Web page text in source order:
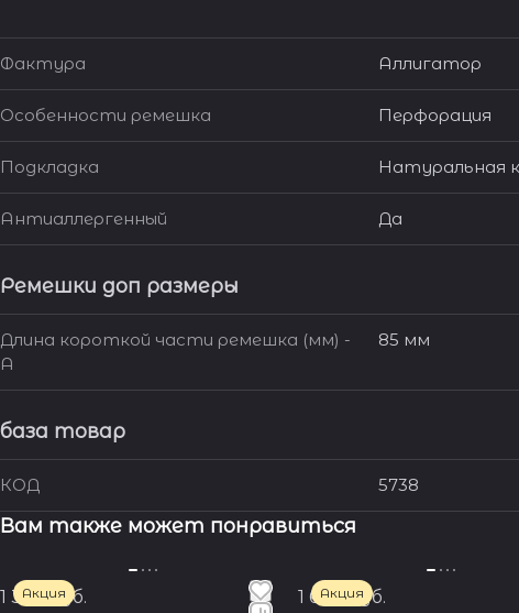
Фактура Аллигатор
Особенности ремешка Перфорация
Подкладка Натуральная
Антиаллергенный Да
Ремешки доп размеры
Длина короткой части ремешка (мм) -
A
85 мм
база товар
КОД 5738
Вам также может понравиться
Акция
1 350 руб. Акция
1 600 руб.